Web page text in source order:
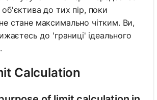
до тих пір, поки
стане максимально чітким. Ви,
до 'границі' ідеального
Calculation